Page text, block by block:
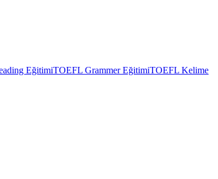
EğitimiTOEFL Grammer EğitimiTOEFL Kelime